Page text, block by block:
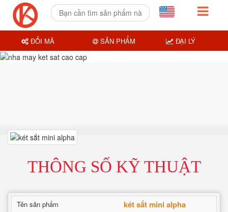
THÔNG SỐ KỸ THUẬT
Tên sản phẩm két sắt mini alpha
ĐỔI MÃ SẢN PHẨM ĐẠI LÝ